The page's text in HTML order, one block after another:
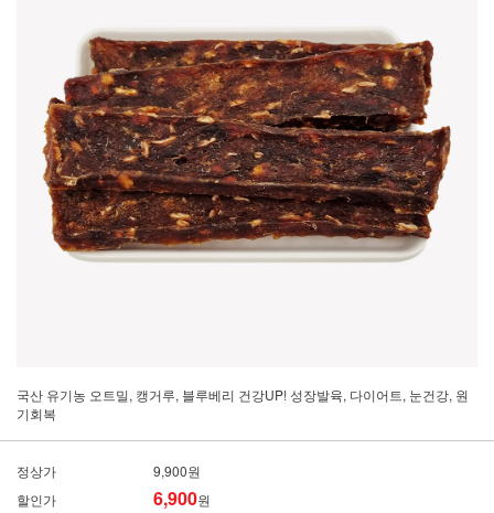
국산 유기농 오트밀, 캥거루, 블루베리 건강UP! 성장발육, 다이어트, 눈건강, 원
기회복
정상가
9,900원
할인가
6,900원